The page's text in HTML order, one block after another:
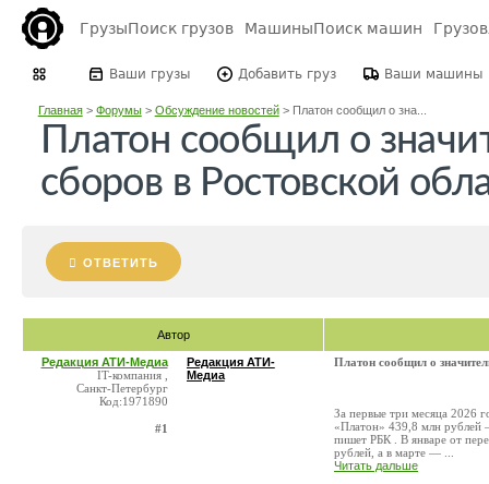
ГрузыПоиск грузов МашиныПоиск машин
Ваши грузы Добавить груз Ваши машины
Главная> Форумы> Обсуждение новостей> Платон сообщил о зна...
Платон сообщил о
сборов в Ростовской
ОТВЕТИТЬ
Автор
Редакция АТИ-Медиа
IT-компания ,
Санкт-Петербург
Код:1971890
#1
Редакция АТИ-
Медиа
Платон сообщил о
За первые три месяца 2026
«Платон» 439,8 млн рублей
пишет РБК . В январе от
рублей, а в марте — ...
Читать дальше